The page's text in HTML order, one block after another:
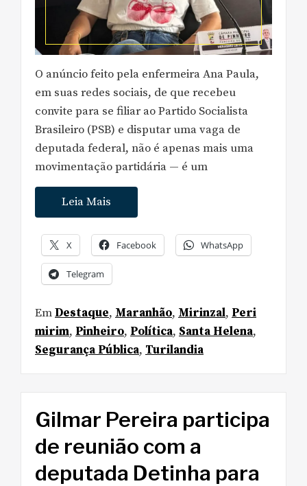
O anúncio feito pela enfermeira Ana Paula,
em suas redes sociais, de que recebeu
convite para se filiar ao Partido Socialista
Brasileiro (PSB) e disputar uma vaga de
deputada federal, não é apenas mais uma
movimentação partidária — é um
Leia Mais
X Facebook WhatsApp
Telegram
EmDestaque, Maranhão, Mirinzal, Peri
mirim, Pinheiro, Política, Santa Helena,
Segurança Pública, Turilandia
Gilmar Pereira participa
de reunião com a
deputada Detinha para